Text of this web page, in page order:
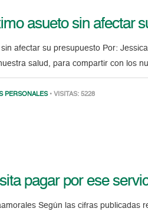
asueto sin afectar
afectar su presupuesto Por:
salud, para compartir con los
PERSONALES • VISITAS: 5228
pagar por ese
Según las cifras publicadas